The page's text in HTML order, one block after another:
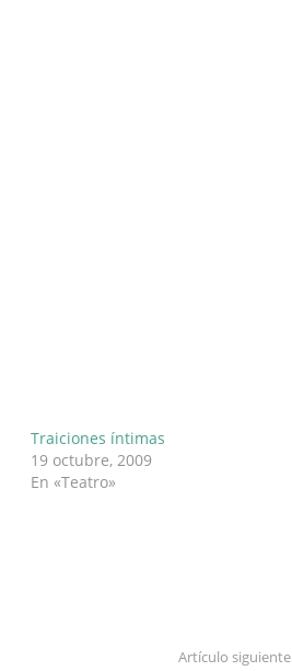
Traiciones íntimas
19 octubre, 2009
En «Teatro»
Artículo siguiente